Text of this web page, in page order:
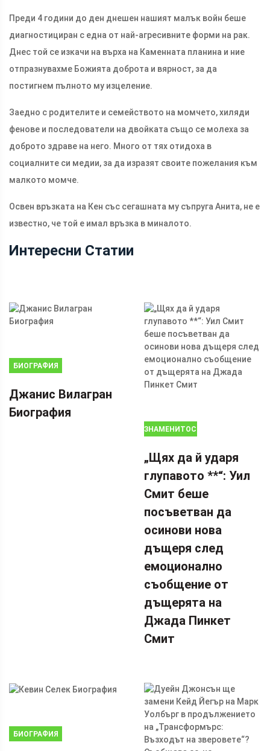
Преди 4 години до ден днешен нашият малък войн беше
диагностициран с една от най-агресивните форми на рак.
Днес той се изкачи на върха на Каменната планина и ние
отпразнувахме Божията доброта и вярност, за да
постигнем пълното му изцеление.
Заедно с родителите и семейството на момчето, хиляди
фенове и последователи на двойката също се молеха за
доброто здраве на него. Много от тях отидоха в
социалните си медии, за да изразят своите пожелания към
малкото момче.
Освен връзката на Кен със сегашната му съпруга Анита, не е
известно, че той е имал връзка в миналото.
Интересни Статии
БИОГРАФИЯ
Джанис Вилагран
Биография
ЗНАМЕНИТОСТИ
„Щях да й ударя
глупавото **“: Уил
Смит беше
посъветван да
осинови нова
дъщеря след
емоционално
съобщение от
дъщерята на
Джада Пинкет
Смит
БИОГРАФИЯ